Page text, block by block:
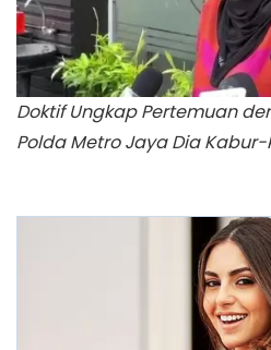
Doktif Ungkap Pertemuan
Polda Metro Jaya Dia